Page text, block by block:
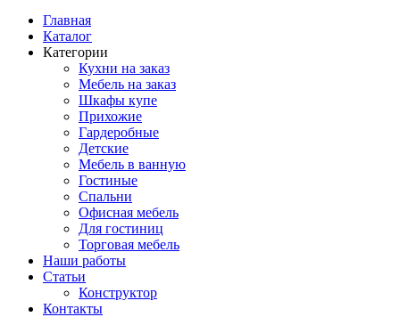
Главная
Каталог
Категории
Кухни на заказ
Мебель на заказ
Шкафы купе
Прихожие
Гардеробные
Детские
Мебель в ванную
Гостиные
Спальни
Офисная мебель
Для гостиниц
Торговая мебель
Наши работы
Статьи
Конструктор
Контакты